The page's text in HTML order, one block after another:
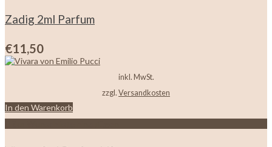
Zadig 2ml Parfum
€11,50
inkl. MwSt.
zzgl. Versandkosten
In den Warenkorb